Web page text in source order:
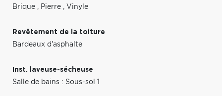
Brique , Pierre , Vinyle
Revêtement de la toiture
Bardeaux d'asphalte
Inst. laveuse-sécheuse
Salle de bains : Sous-sol 1